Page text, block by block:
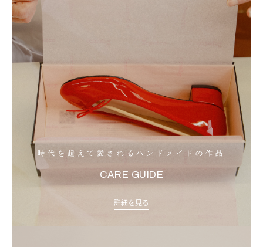
時代を超えて愛されるハンドメイドの作品
CARE GUIDE
詳細を見る